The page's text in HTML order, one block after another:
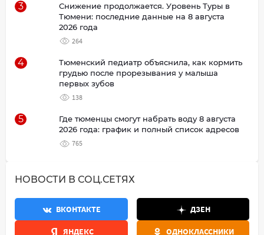
3
Снижение продолжается. Уровень Туры в
Тюмени: последние данные на 8 августа
2026 года
264
4
Тюменский педиатр объяснила, как кормить
грудью после прорезывания у малыша
первых зубов
138
5
Где тюменцы смогут набрать воду 8 августа
2026 года: график и полный список адресов
765
НОВОСТИ В СОЦ.СЕТЯХ
ВКОНТАКТЕ ДЗЕН
ЯНДЕКС ОДНОКЛАССНИКИ